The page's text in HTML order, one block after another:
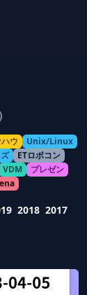
ウ
Unix/Linux
ETロボコン
VDM
プレゼン
2018 2017